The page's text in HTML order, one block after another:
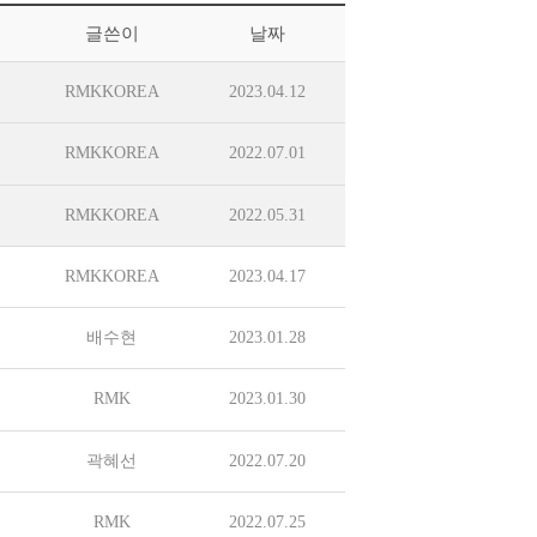
글쓴이 날짜
RMKKOREA 2023.04.12
RMKKOREA 2022.07.01
RMKKOREA 2022.05.31
RMKKOREA 2023.04.17
배수현 2023.01.28
RMK 2023.01.30
곽혜선 2022.07.20
RMK 2022.07.25